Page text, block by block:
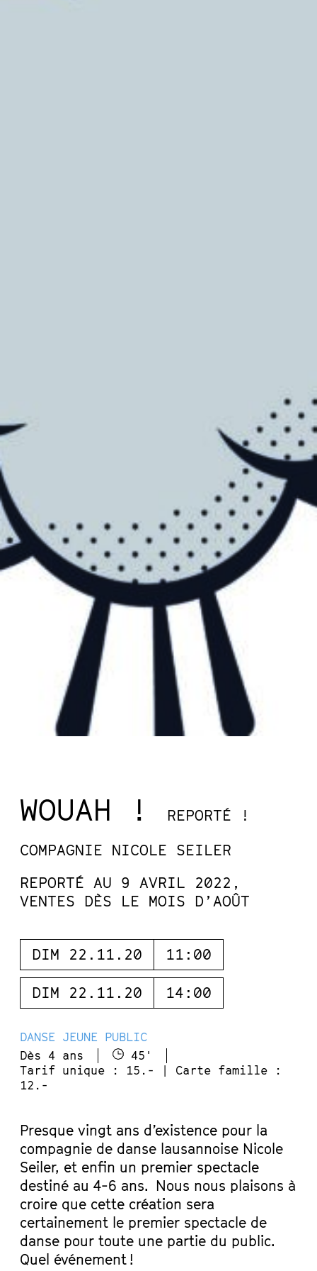
WOUAH ! REPORTÉ !
COMPAGNIE NICOLE SEILER
REPORTÉ AU 9 AVRIL 2022,
VENTES DÈS LE MOIS D’AOÛT
DIM 22.11.20 11:00
DIM 22.11.20 14:00
DANSE JEUNE PUBLIC
Dès 4 ans
45'
Tarif unique : 15.- | Carte famille :
12.-
Presque vingt ans d’existence pour la
compagnie de danse lausannoise Nicole
Seiler, et enfin un premier spectacle
destiné au 4-6 ans. Nous nous plaisons à
croire que cette création sera
certainement le premier spectacle de
danse pour toute une partie du public.
Quel événement !